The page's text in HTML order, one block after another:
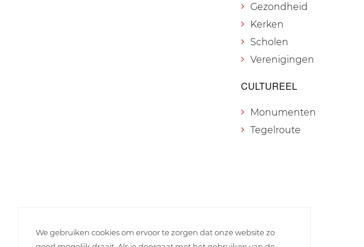
Gezondheid
Kerken
Scholen
Verenigingen
CULTUREEL
Monumenten
Tegelroute
We gebruiken cookies om ervoor te zorgen dat onze website zo